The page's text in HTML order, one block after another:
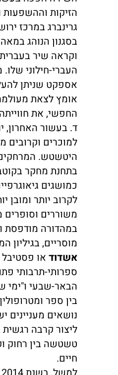
הזיקות וההשפעות
גרינברג במרכז
בסגנון הנוהג
וקראה שיר
העברי-חילוני
אספקט שניתן
אומץ לצאת
החפשי, את
ד. בעשור האחרון,
למוכרים וקרובים
היטשטש.
בתחנת מחקר בקוטב
כמושגים
לקרוב יותר
במהדורה מודפסת
מוסריים, בגיליון
אשדוד או
ספרותי-תרבותי
הבאר-שבעי
בין ספר
נושאים מעניינים
ליצור קרבה
טשטשה בין רחוק
חיים.